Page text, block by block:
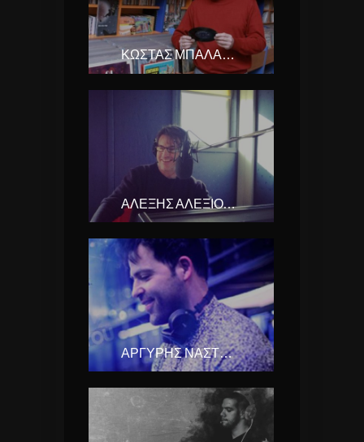
ΚΏΣΤΑΣ ΜΠΑΛΑΧΟΎΤΗΣ …ΣΤΙΓΜΈΣ
ΑΛΕΞΗΣ ΑΛΕΞΙΟΥ ….ΜΕ ΤΟΝ ΑΛΈΞΗ
ΑΡΓΎΡΗΣ ΝΑΣΤΌΠΟΥΛΟΣ